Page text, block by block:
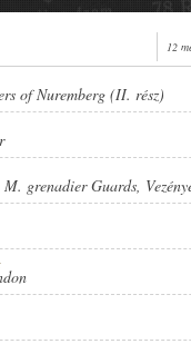
12
of Nuremberg (II. rész)
grenadier Guards,